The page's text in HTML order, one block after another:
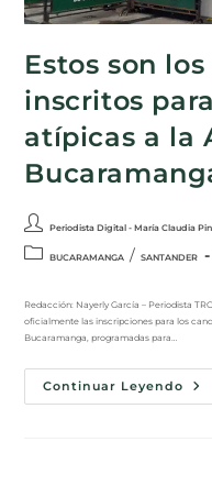
Estos son
inscritos
atípicas a la
Periodista Digital - María Claudia
BUCARAMANGA / SANTANDER
Redacción: Nayerly García – Periodista
oficialmente las inscripciones para los
Bucaramanga, programadas para…
Continuar Leyendo